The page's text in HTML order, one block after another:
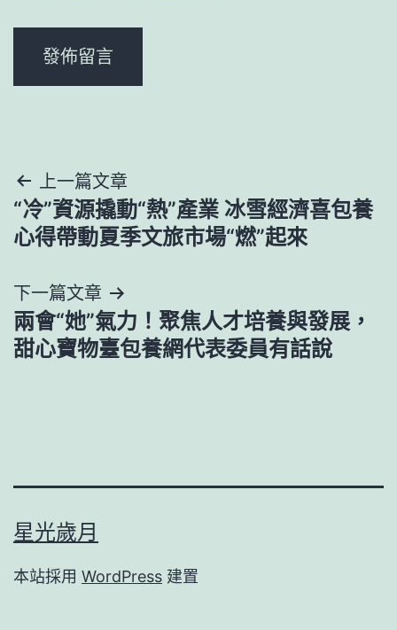
文
章
覽
上一篇文章
“冷”資源撬動“熱”產業 冰雪經濟喜包養
心得帶動夏季文旅市場“燃”起來
下一篇文章
兩會“她”氣力！聚焦人才培養與發展，
甜心寶物臺包養網代表委員有話說
星光歲月
本站採用 WordPress 建置